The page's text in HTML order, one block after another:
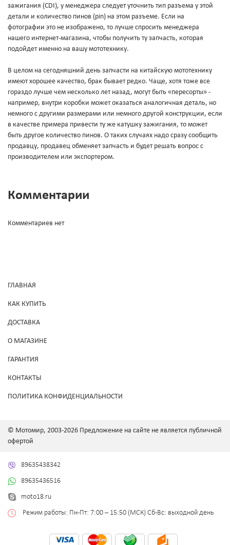
зажигания (CDI), у менеджера следует уточнить тип разъема у этой
детали и количество пинов (pin) на этом разъеме. Если на
фотографии это не изображено, то лучше спросить менеджера
нашего интернет-магазина, чтобы получить ту запчасть, которая
подойдет именно на вашу мототехнику.
В целом на сегодняшний день запчасти на китайскую мототехнику
имеют хорошее качество, брак бывает редко. Чаще, хотя тоже все
гораздо лучше чем несколько лет назад, могут быть «пересорты» -
например, внутри коробки может оказаться аналогичная деталь, но
немного с другими размерами или немного другой конструкции, если
в качестве примера привести ту же катушку зажигания, то может
быть другое количество пинов. О таких случаях надо сразу сообщить
продавцу, продавец обменяет запчасть и будет решать вопрос с
производителем или экспортером.
Комментарии
Комментариев нет
ГЛАВНАЯ
КАК КУПИТЬ
ДОСТАВКА
О МАГАЗИНЕ
ГАРАНТИЯ
КОНТАКТЫ
ПОЛИТИКА КОНФИДЕНЦИАЛЬНОСТИ
© Мотомир, 2003-2026 Предложение на сайте не является публичной
офертой
89635438342
89635436516
moto18.ru
Режим работы: Пн-Пт: 7:00 – 15:50 (МСК) Сб-Вс: выходной день